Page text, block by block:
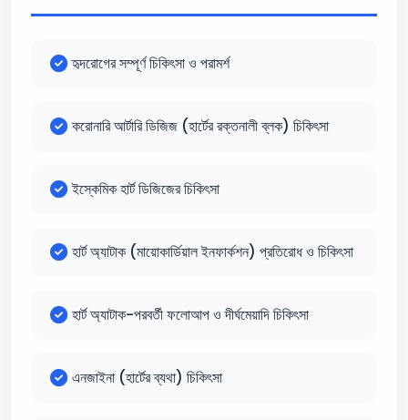
হৃদরোগের সম্পূর্ণ চিকিৎসা ও পরামর্শ
করোনারি আর্টারি ডিজিজ (হার্টের রক্তনালী ব্লক) চিকিৎসা
ইস্কেমিক হার্ট ডিজিজের চিকিৎসা
হার্ট অ্যাটাক (মায়োকার্ডিয়াল ইনফার্কশন) প্রতিরোধ ও চিকিৎসা
হার্ট অ্যাটাক-পরবর্তী ফলোআপ ও দীর্ঘমেয়াদি চিকিৎসা
এনজাইনা (হার্টের ব্যথা) চিকিৎসা